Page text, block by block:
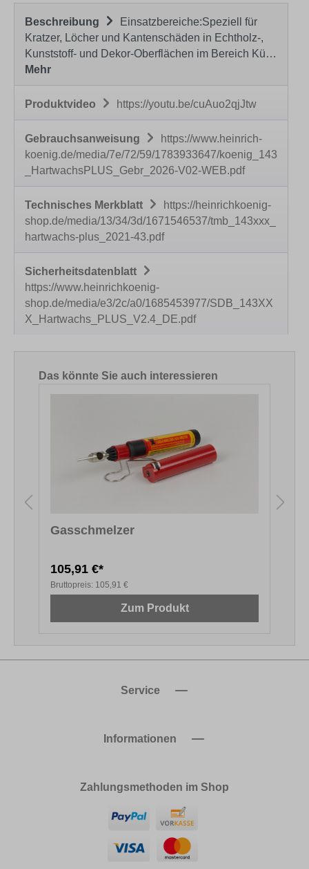
Beschreibung
Einsatzbereiche:Speziell für
Kratzer, Löcher und Kantenschäden in Echtholz-,
Kunststoff- und Dekor-Oberflächen im Bereich Kü…
Mehr
Produktvideo https://youtu.be/cuAuo2qjJtw
Gebrauchsanweisung
https://www.heinrich-
koenig.de/media/7e/72/59/1783933647/koenig_143
_HartwachsPLUS_Gebr_2026-V02-WEB.pdf
Technisches Merkblatt
https://heinrichkoenig-
shop.de/media/13/34/3d/1671546537/tmb_143xxx_
hartwachs-plus_2021-43.pdf
Sicherheitsdatenblatt
https://www.heinrichkoenig-
shop.de/media/e3/2c/a0/1685453977/SDB_143XX
X_Hartwachs_PLUS_V2.4_DE.pdf
Produktgalerie überspringen
Das könnte Sie auch interessieren
Gasschmelzer
105,91 €*
Bruttopreis: 105,91 €
Zum Produkt
Service
Informationen
Zahlungsmethoden im Shop